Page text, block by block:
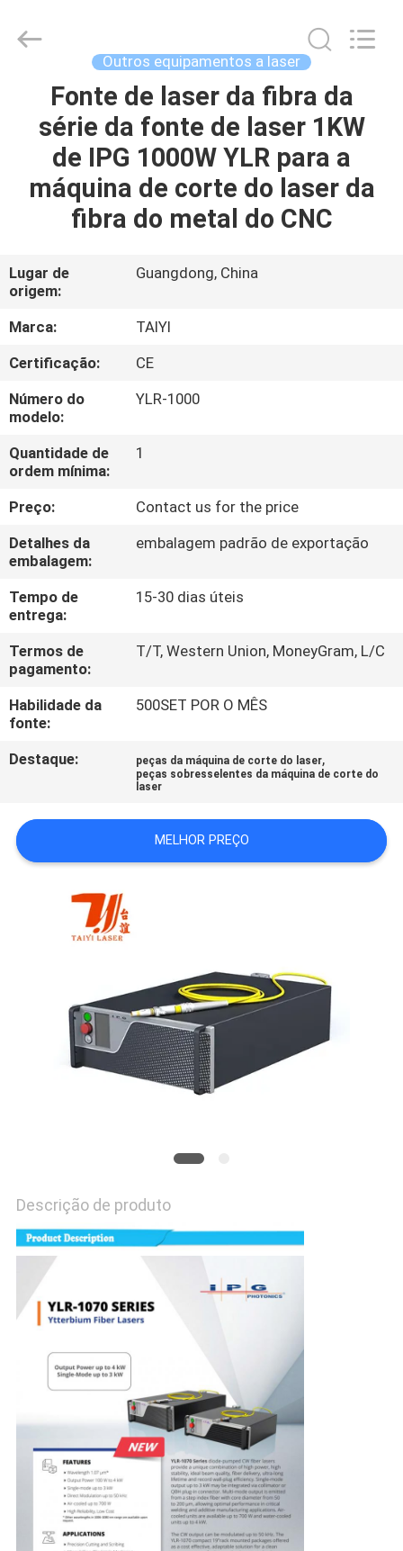
CASA
PRODUTOS
VÍDEOS
SOBRE
NÓS
VISITA
À
FÁBRICA
CONTATE-
NOS
NOTÍCIA
SOLUÇÃO
MAPA
DO
POLICY
Technology
Company
Outros equipamentos a laser
Fonte de laser da fibra da
série da fonte de laser 1KW
de IPG 1000W YLR para a
máquina de corte do laser da
fibra do metal do CNC
Lugar de
origem:
Guangdong, China
Marca:
TAIYI
Certificação:
CE
Número do
modelo:
YLR-1000
Quantidade de
ordem mínima:
1
Preço:
Contact us for the price
Detalhes da
embalagem:
embalagem padrão de exportação
Tempo de
entrega:
15-30 dias úteis
Termos de
pagamento:
T/T, Western Union, MoneyGram, L/C
Habilidade da
fonte:
500SET POR O MÊS
Destaque: peças da máquina de corte do laser,
peças sobresselentes da máquina de corte do
laser
MELHOR PREÇO
Descrição de produto